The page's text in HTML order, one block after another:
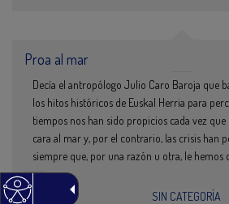
Proa al mar
Decía el antropólogo Julio Caro Baroja que
los hitos históricos de Euskal Herria para
tiempos nos han sido propicios cada vez
cara al mar y, por el contrario, las crisis han
siempre que, por una razón u otra, le hemos
06 SEP 2011
SIN CATEGORÍA